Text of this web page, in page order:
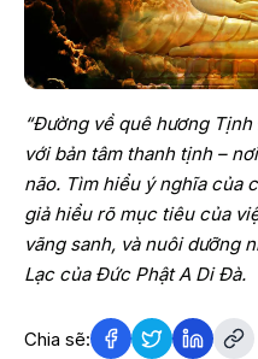
“Đường về quê hương
với bản tâm thanh tịnh –
não. Tìm hiểu ý nghĩa của
giả hiểu rõ mục tiêu của
vãng sanh, và nuôi dưỡng
Lạc của Đức Phật A Di Đà.
Chia sẽ: